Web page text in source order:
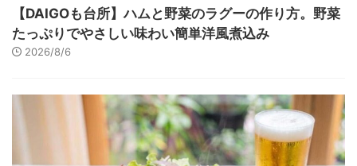
【DAIGOも台所】ハムと野菜のラグーの作り方。野菜
たっぷりでやさしい味わい簡単洋風煮込み
2026/8/6